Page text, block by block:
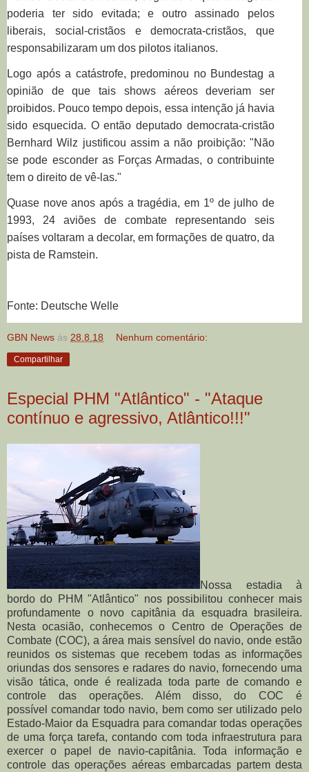
poderia ter sido evitada; e outro assinado pelos
liberais, social-cristãos e democrata-cristãos, que
responsabilizaram um dos pilotos italianos.
Logo após a catástrofe, predominou no Bundestag a
opinião de que tais shows aéreos deveriam ser
proibidos. Pouco tempo depois, essa intenção já havia
sido esquecida. O então deputado democrata-cristão
Bernhard Wilz justificou assim a não proibição: "Não
se pode esconder as Forças Armadas, o contribuinte
tem o direito de vê-las."
Quase nove anos após a tragédia, em 1º de julho de
1993, 24 aviões de combate representando seis
países voltaram a decolar, em formações de quatro, da
pista de Ramstein.
Fonte: Deutsche Welle
GBN News às 28.8.18 Nenhum comentário:
Compartilhar
Especial PHM "Atlântico" - "Ataque
contínuo e agressivo, Atlântico!!!"
Nossa estadia à
bordo do PHM "Atlântico" nos possibilitou conhecer mais
profundamente o novo capitânia da esquadra brasileira.
Nesta ocasião, conhecemos o Centro de Operações de
Combate (COC), a área mais sensível do navio, onde estão
reunidos os sistemas que recebem todas as informações
oriundas dos sensores e radares do navio, fornecendo uma
visão tática, onde é realizada toda parte de comando e
controle das operações. Além disso, do COC é
possível comandar todo navio, bem como ser utilizado pelo
Estado-Maior da Esquadra para comandar todas operações
de uma força tarefa, contando com toda infraestrutura para
exercer o papel de navio-capitânia. Toda informação e
controle das operações aéreas embarcadas partem desta